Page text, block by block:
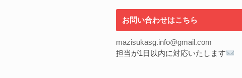
お問い合わせはこちら
mazisukasg.info@gmail.com
担当が1日以内に対応いたします